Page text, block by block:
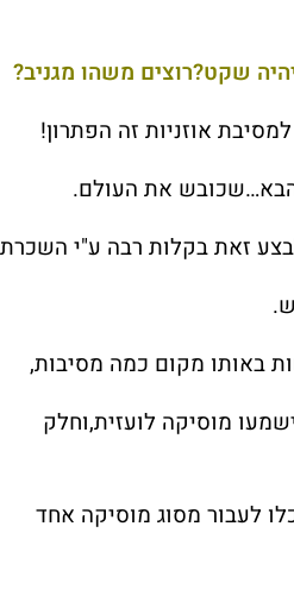
שקט?רוצים משהו מגניב?
אוזניות זה הפתרון!
הבא…שכובש את העולם.
זאת בקלות רבה ע"י השכרת
באותו מקום כמה מסיבות,
מוסיקה לועזית,וחלק
לעבור מסוג מוסיקה אחד